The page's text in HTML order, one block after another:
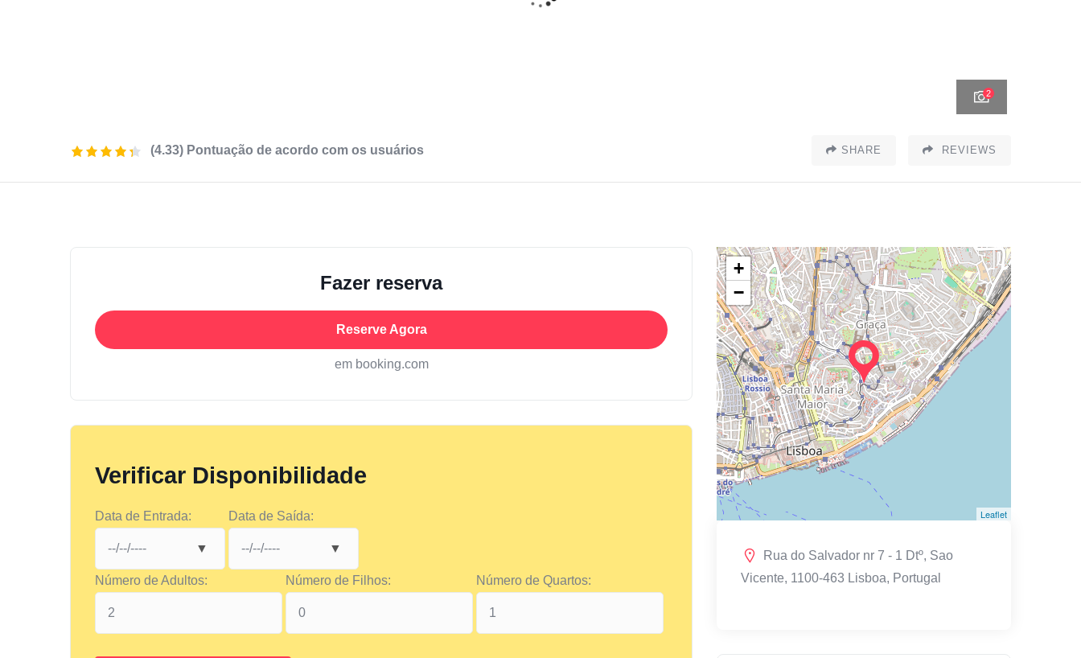
2
(4.33) Pontuação de acordo com os usuários SHARE REVIEWS
Fazer reserva
Reserve Agora
em booking.com
Verificar Disponibilidade
Data de Entrada: Data de Saída:
Número de Adultos: Número de Filhos: Número de Quartos:
+
−
Leaflet
Rua do Salvador nr 7 - 1 Dtº, Sao
Vicente, 1100-463 Lisboa, Portugal